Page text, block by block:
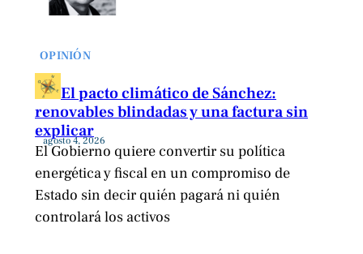
OPINIÓN
El pacto climático de Sánchez:
renovables blindadas y una factura sin
explicar
agosto 4, 2026
El Gobierno quiere convertir su política
energética y fiscal en un compromiso de
Estado sin decir quién pagará ni quién
controlará los activos